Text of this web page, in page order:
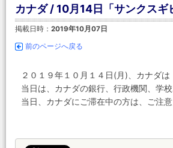
カナダ / 10月14日「サンクス
掲載日時： 2019年10月07日
前のページへ戻る
２０１９年１０月１４日(月)、カナダ
当日は、カナダの銀行、行政機関、学
当日、カナダにご滞在中の方は、ご注意